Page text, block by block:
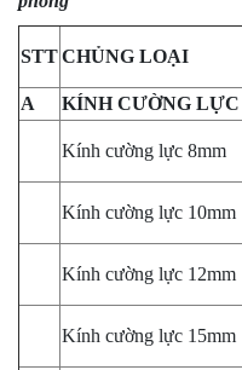
STTCHỦNG LOẠI
A
KÍNH CƯỜNG LỰC
Kính cường lực 8mm
Kính cường lực 10mm
Kính cường lực 12mm
Kính cường lực 15mm